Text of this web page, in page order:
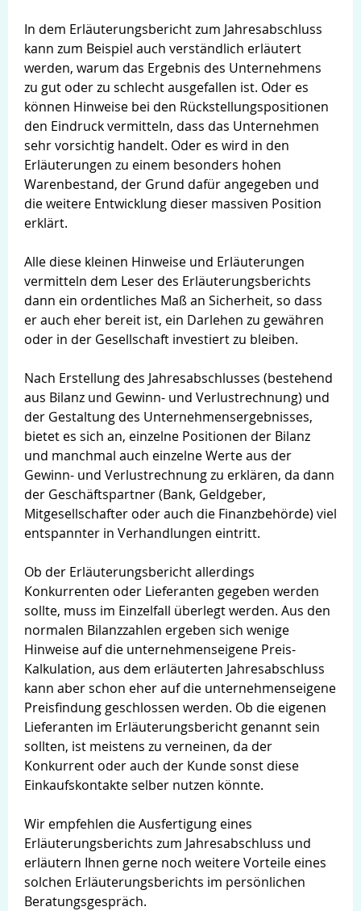
In dem Erläuterungsbericht zum Jahresabschluss
kann zum Beispiel auch verständlich erläutert
werden, warum das Ergebnis des Unternehmens
zu gut oder zu schlecht ausgefallen ist. Oder es
können Hinweise bei den Rückstellungspositionen
den Eindruck vermitteln, dass das Unternehmen
sehr vorsichtig handelt. Oder es wird in den
Erläuterungen zu einem besonders hohen
Warenbestand, der Grund dafür angegeben und
die weitere Entwicklung dieser massiven Position
erklärt.
Alle diese kleinen Hinweise und Erläuterungen
vermitteln dem Leser des Erläuterungsberichts
dann ein ordentliches Maß an Sicherheit, so dass
er auch eher bereit ist, ein Darlehen zu gewähren
oder in der Gesellschaft investiert zu bleiben.
Nach Erstellung des Jahresabschlusses (bestehend
aus Bilanz und Gewinn- und Verlustrechnung) und
der Gestaltung des Unternehmensergebnisses,
bietet es sich an, einzelne Positionen der Bilanz
und manchmal auch einzelne Werte aus der
Gewinn- und Verlustrechnung zu erklären, da dann
der Geschäftspartner (Bank, Geldgeber,
Mitgesellschafter oder auch die Finanzbehörde) viel
entspannter in Verhandlungen eintritt.
Ob der Erläuterungsbericht allerdings
Konkurrenten oder Lieferanten gegeben werden
sollte, muss im Einzelfall überlegt werden. Aus den
normalen Bilanzzahlen ergeben sich wenige
Hinweise auf die unternehmenseigene Preis-
Kalkulation, aus dem erläuterten Jahresabschluss
kann aber schon eher auf die unternehmenseigene
Preisfindung geschlossen werden. Ob die eigenen
Lieferanten im Erläuterungsbericht genannt sein
sollten, ist meistens zu verneinen, da der
Konkurrent oder auch der Kunde sonst diese
Einkaufskontakte selber nutzen könnte.
Wir empfehlen die Ausfertigung eines
Erläuterungsberichts zum Jahresabschluss und
erläutern Ihnen gerne noch weitere Vorteile eines
solchen Erläuterungsberichts im persönlichen
Beratungsgespräch.